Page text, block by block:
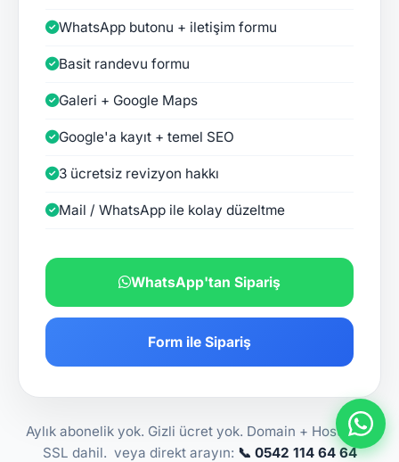
WhatsApp butonu + iletişim formu
Basit randevu formu
Galeri + Google Maps
Google'a kayıt + temel SEO
3 ücretsiz revizyon hakkı
Mail / WhatsApp ile kolay düzeltme
WhatsApp'tan Sipariş
Form ile Sipariş
Aylık abonelik yok. Gizli ücret yok. Domain + Hosting +
SSL dahil. veya direkt arayın: 📞 0542 114 64 64